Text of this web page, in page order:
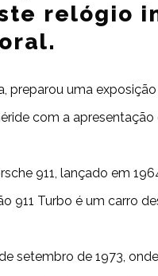
relógio
preparou uma
com a
911, lançado em
911 Turbo é um carro
setembro de 1973,